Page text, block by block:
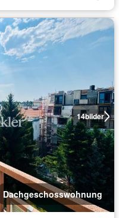
14bilder
Dachgeschosswohnung